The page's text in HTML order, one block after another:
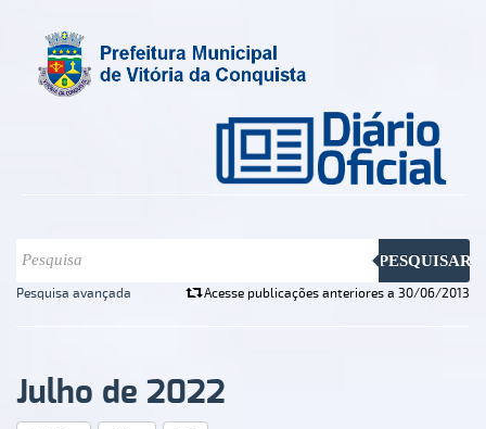
PESQUISAR
Pesquisa avançada Acesse publicações anteriores a 30/06/2013
Julho de 2022